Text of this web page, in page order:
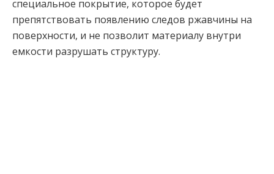
специальное покрытие, которое будет
препятствовать появлению следов ржавчины на
поверхности, и не позволит материалу внутри
емкости разрушать структуру.